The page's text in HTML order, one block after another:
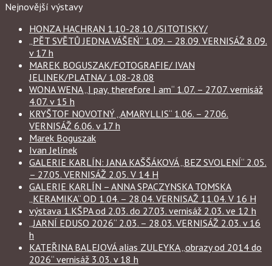
Nejnovější výstavy
HONZA HACHRAN 1.10-28.10 /SITOTISKY/
„PĚT SVĚTŮ JEDNA VÁŠEŃ“ 1.09. – 28.09. VERNISÁŽ 8.09.
v 17 h
MAREK BOGUSZAK/FOTOGRAFIE/ IVAN
JELINEK/PLATNA/ 1.08-28.08
WONA WENA „I pay, therefore I am“ 1.07. – 27.07. vernisáž
4.07. v 15 h
KRYŠTOF NOVOTNÝ „AMARYLLIS“ 1.06. – 27.06.
VERNISÁŽ 6.06. v 17 h
Marek Boguszak
Ivan Jelínek
GALERIE KARLÍN: JANA KAŠŠÁKOVÁ „BEZ SVOLENÍ“ 2.05.
– 27.05. VERNISÁŽ 2.05. V 14 H
GALERIE KARLÍN – ANNA SPACZYNSKA TOMSKA
„KERAMIKA“ OD 1.04. – 28.04. VERNISAŽ 11.04. V 16 H
výstava 1.KŠPA od 2.03. do 27.03. vernisáž 2.03. ve 12 h
„JARNÍ EDUSO 2026“ 2.03. – 28.03. VERNISÁŽ 2.03. v 16
h
KATEŘINA BALEJOVÁ alias ZULEYKA „obrazy od 2014 do
2026“ vernisáž 3.03. v 18 h